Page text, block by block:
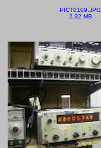
PICT0109.JPG
2.32 MB